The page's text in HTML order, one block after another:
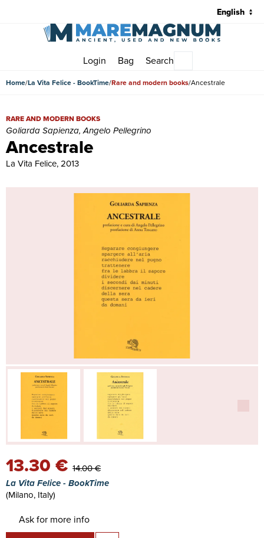
Login Bag Search
Home La Vita Felice - BookTime Rare and modern books Ancestrale
Ancestrale
Ancestrale | Rare and modern books | Goliarda Sapienza, Angelo
RARE AND MODERN BOOKS
Goliarda Sapienza, Angelo Pellegrino
La Vita Felice, 2013
13.30 € 14.00 €
La Vita Felice - BookTime
(Milano, Italy)
Ask for more info